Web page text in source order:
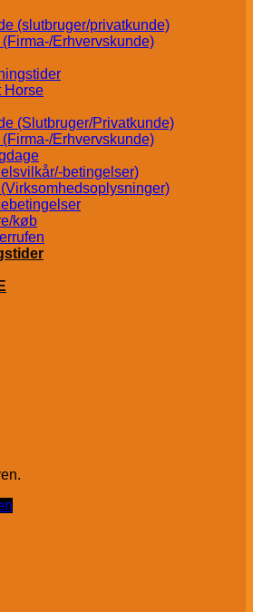
(slutbruger/privatkunde)
Erhvervskunde)
Horse
(Slutbruger/Privatkunde)
Erhvervskunde)
betingelser)
(Virksomhedsoplysninger)
køb